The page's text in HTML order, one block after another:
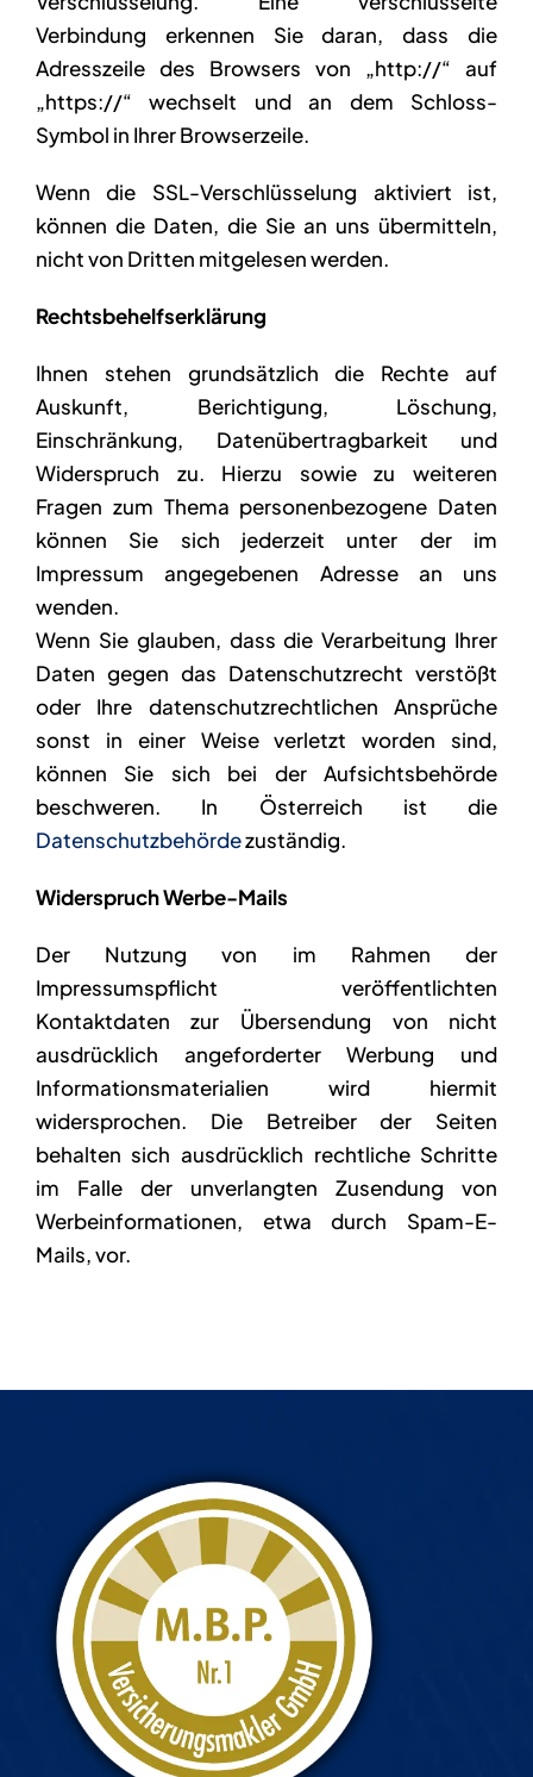
Verbindung erkennen Sie daran, dass die
Adresszeile des Browsers von „http://“ auf
„https://“ wechselt und an dem Schloss-
Symbol in Ihrer Browserzeile.
Wenn die SSL-Verschlüsselung aktiviert ist,
können die Daten, die Sie an uns übermitteln,
nicht von Dritten mitgelesen werden.
Rechtsbehelfserklärung
Ihnen stehen grundsätzlich die Rechte auf
Auskunft, Berichtigung, Löschung,
Einschränkung, Datenübertragbarkeit und
Widerspruch zu. Hierzu sowie zu weiteren
Fragen zum Thema personenbezogene Daten
können Sie sich jederzeit unter der im
Impressum angegebenen Adresse an uns
wenden.
Wenn Sie glauben, dass die Verarbeitung Ihrer
Daten gegen das Datenschutzrecht verstößt
oder Ihre datenschutzrechtlichen Ansprüche
sonst in einer Weise verletzt worden sind,
können Sie sich bei der Aufsichtsbehörde
beschweren. In Österreich ist die
Datenschutzbehördezuständig.
Widerspruch Werbe-Mails
Der Nutzung von im Rahmen der
Impressumspflicht veröffentlichten
Kontaktdaten zur Übersendung von nicht
ausdrücklich angeforderter Werbung und
Informationsmaterialien wird hiermit
widersprochen. Die Betreiber der Seiten
behalten sich ausdrücklich rechtliche Schritte
im Falle der unverlangten Zusendung von
Werbeinformationen, etwa durch Spam-E-
Mails, vor.